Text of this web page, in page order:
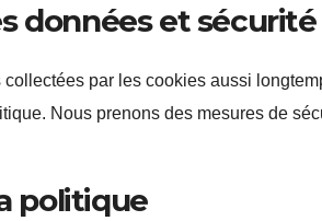
données et sécurité
par les cookies aussi
Nous prenons des mesures de
politique